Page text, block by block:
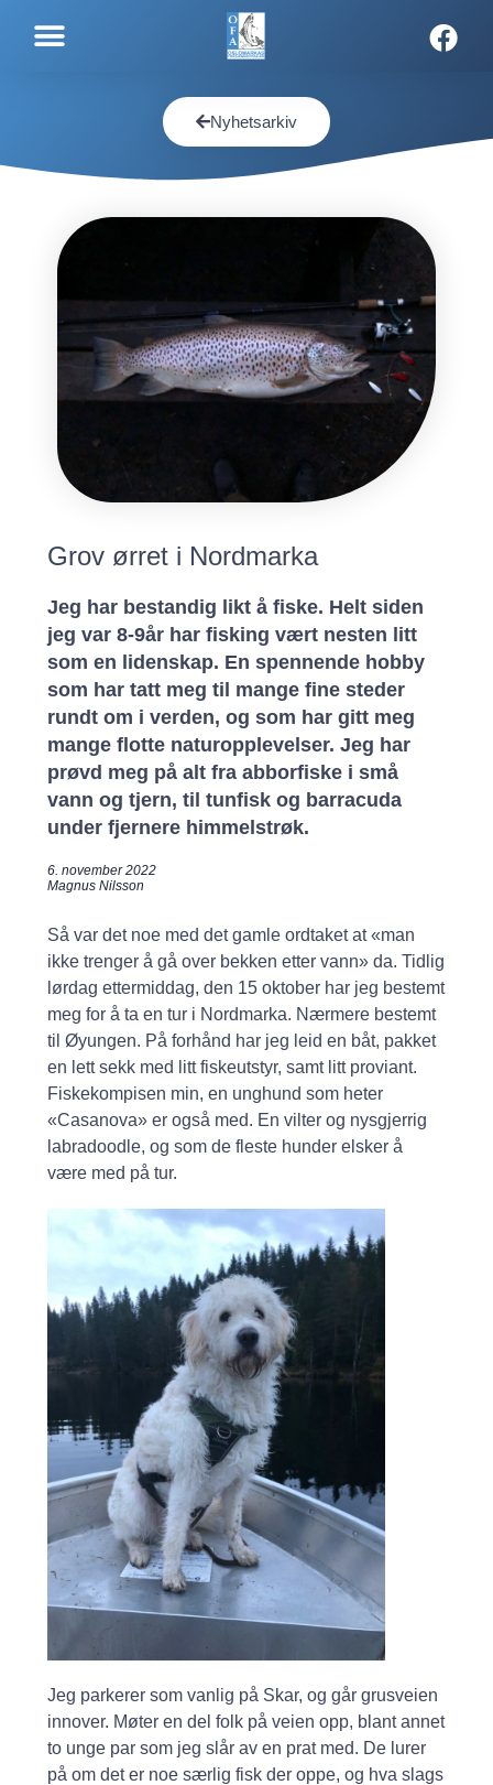
Nyhetsarkiv
Grov ørret i Nordmarka
Jeg har bestandig likt å fiske. Helt siden
jeg var 8-9år har fisking vært nesten litt
som en lidenskap. En spennende hobby
som har tatt meg til mange fine steder
rundt om i verden, og som har gitt meg
mange flotte naturopplevelser. Jeg har
prøvd meg på alt fra abborfiske i små
vann og tjern, til tunfisk og barracuda
under fjernere himmelstrøk.
6. november 2022
Magnus Nilsson
Så var det noe med det gamle ordtaket at «man
ikke trenger å gå over bekken etter vann» da. Tidlig
lørdag ettermiddag, den 15 oktober har jeg bestemt
meg for å ta en tur i Nordmarka. Nærmere bestemt
til Øyungen. På forhånd har jeg leid en båt, pakket
en lett sekk med litt fiskeutstyr, samt litt proviant.
Fiskekompisen min, en unghund som heter
«Casanova» er også med. En vilter og nysgjerrig
labradoodle, og som de fleste hunder elsker å
være med på tur.
Jeg parkerer som vanlig på Skar, og går grusveien
innover. Møter en del folk på veien opp, blant annet
to unge par som jeg slår av en prat med. De lurer
på om det er noe særlig fisk der oppe, og hva slags